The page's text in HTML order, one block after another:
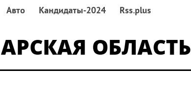
Авто Кандидаты-2024 Rss.plus
ОБЛАСТЬ